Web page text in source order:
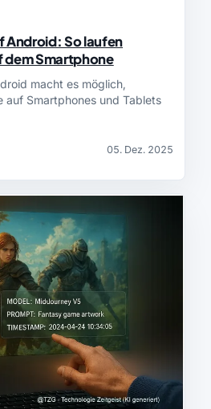
Android: So laufen
dem Smartphone
macht es möglich,
auf Smartphones und Tablets
05. Dez. 2025